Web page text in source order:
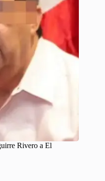
Rivero a El